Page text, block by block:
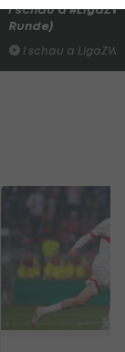
I schau a
Runde)
I schau a LigaZWA